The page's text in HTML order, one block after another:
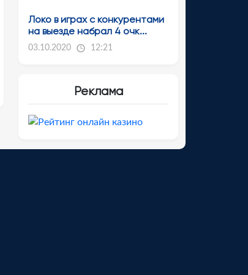
Локо в играх с конкурентами
на выезде набрал 4 очк...
03.10.2020 12:21
Реклама